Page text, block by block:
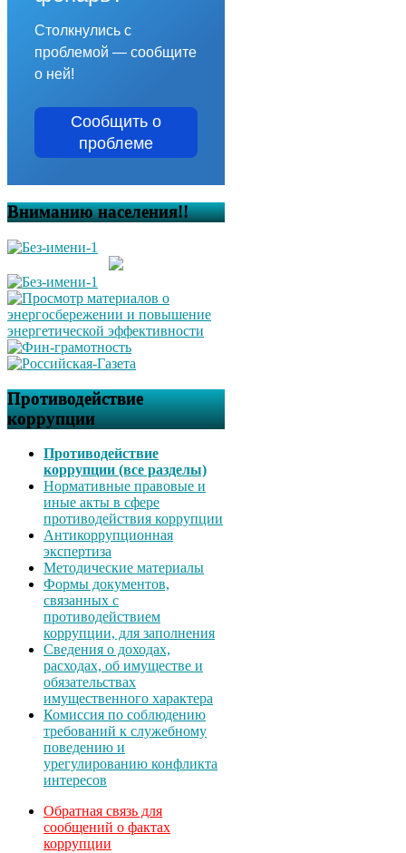
Столкнулись с
проблемой — сообщите
о ней!
Сообщить о
проблеме
Вниманию населения!!
Противодействие
коррупции
Противодействие
коррупции (все разделы)
Нормативные правовые и
иные акты в сфере
противодействия коррупции
Антикоррупционная
экспертиза
Методические материалы
Формы документов,
связанных с
противодействием
коррупции, для заполнения
Сведения о доходах,
расходах, об имуществе и
обязательствах
имущественного характера
Комиссия по соблюдению
требований к служебному
поведению и
урегулированию конфликта
интересов
Обратная связь для
сообщений о фактах
коррупции